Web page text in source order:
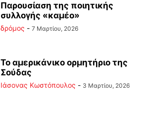
Παρουσίαση της ποιητικής
συλλογής «καμέο»
δρόμος - 7 Μαρτίου, 2026
Το αμερικάνικο ορμητήριο της
Σούδας
Ιάσονας Κωστόπουλος - 3 Μαρτίου, 2026